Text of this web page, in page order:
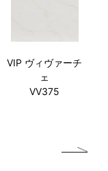
VIP ヴィヴァーチ
ェ
VV375
NEW イクリプス
クリーム
SC444
NEW イクリプス
イオン
SA473
ローム
VL155
VIP プリミエール
レガート
VL322
ぺブルエボニー
PE814
NEW スノーフォ
ル
VS324